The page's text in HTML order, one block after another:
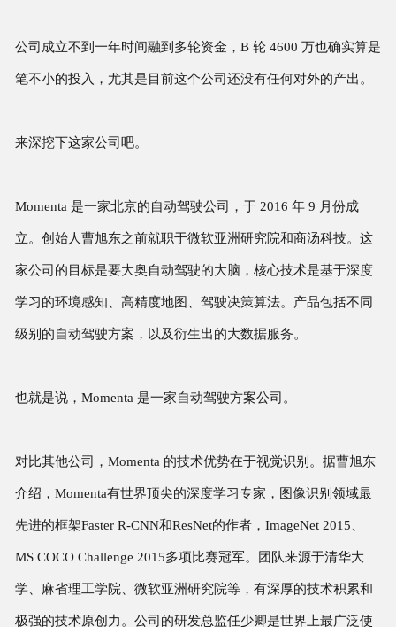
公司成立不到一年时间融到多轮资金，B 轮 4600 万也确实算是
笔不小的投入，尤其是目前这个公司还没有任何对外的产出。
来深挖下这家公司吧。
Momenta 是一家北京的自动驾驶公司，于 2016 年 9 月份成
立。创始人曹旭东之前就职于微软亚洲研究院和商汤科技。这
家公司的目标是要大奥自动驾驶的大脑，核心技术是基于深度
学习的环境感知、高精度地图、驾驶决策算法。产品包括不同
级别的自动驾驶方案，以及衍生出的大数据服务。
也就是说，Momenta 是一家自动驾驶方案公司。
对比其他公司，Momenta 的技术优势在于视觉识别。据曹旭东
介绍，Momenta有世界顶尖的深度学习专家，图像识别领域最
先进的框架Faster R-CNN和ResNet的作者，ImageNet 2015、
MS COCO Challenge 2015多项比赛冠军。团队来源于清华大
学、麻省理工学院、微软亚洲研究院等，有深厚的技术积累和
极强的技术原创力。公司的研发总监任少卿是世界上最广泛使